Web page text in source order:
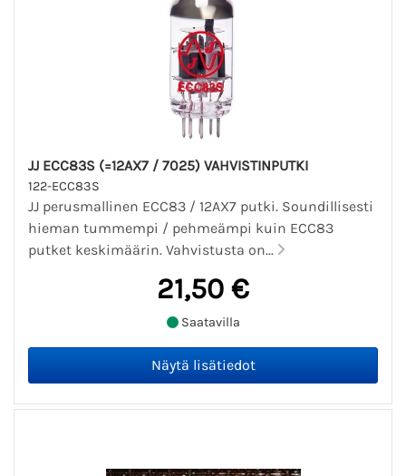
JJ ECC83S (=12AX7 / 7025) VAHVISTINPUTKI
122-ECC83S
JJ perusmallinen ECC83 / 12AX7 putki. Soundillisesti
hieman tummempi / pehmeämpi kuin ECC83
putket keskimäärin. Vahvistusta on...
21,50 €
Saatavilla